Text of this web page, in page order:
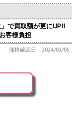
で買取額が更にUP!!
客様負担
価格確認日：2024/03/05